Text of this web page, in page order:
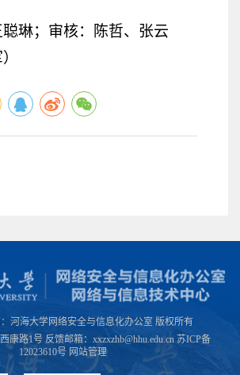
聪琳；审核：陈哲、张云
河海大学网络安全与信息化办公室 版权所有
康路1号 反馈邮箱：xxzxzhb@hhu.edu.cn 苏ICP备
12023610号 网站管理